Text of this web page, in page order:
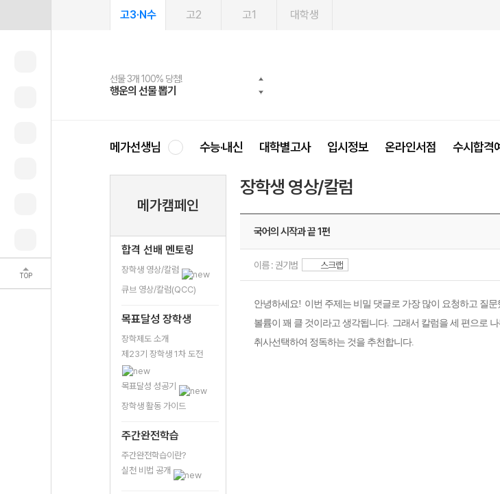
TOP
고3·N수 고2 고1 대학생
선물 3개 100% 당첨!
행운의 선물 뽑기
선물 100% 증정!
메가스터디 X 올리브
여름방학 스터디 캐시백
메가런 썸머스쿨
2027 러셀 단과
강사 공개선발
스마트러닝앱
설문 EVENT
메가패스
3일 무료 체험권
메가패스 수강생 무료혜택!
메가클럽 멤버십
사회공헌 캠페인
희망이룸 메가나눔
메가선생님 수능·내신 대학별고사 입시정보 온라인서점 수시합격
메가캠페인
합격 선배 멘토링
장학생 영상/칼럼
큐브 영상/칼럼(QCC)
목표달성 장학생
장학제도 소개
제23기 장학생 1차 도전
목표달성 성공기
장학생 활동 가이드
주간완전학습
주간완전학습이란?
실천 비법 공개
장학생 영상/칼럼
국어의 시작과 끝 1편
이름 : 권기범 스크랩
안녕하세요! 이번 주제는 비밀 댓글로 가장 많이 요청하고 질
볼륨이 꽤 클 것이라고 생각됩니다. 그래서 칼럼을 세 편으로
취사선택하여 정독하는 것을 추천합니다.